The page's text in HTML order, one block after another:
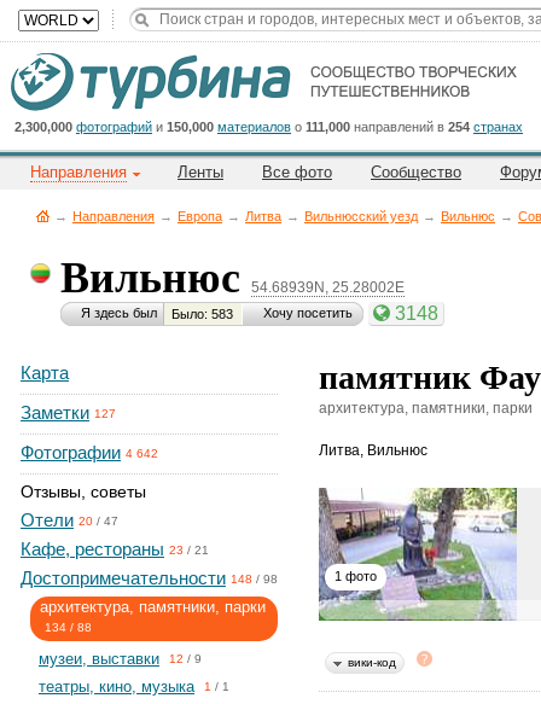
2,300,000 фотографий и 150,000 материалов о 111,000 направлений в 254 странах
Направления Ленты Все фото Сообщество
→ Направления → Европа → Литва → Вильнюсский уезд → Вильнюс →
Вильнюс 54.68939N, 25.28002E
Я здесь был Было: 583 Хочу посетить 3148
Карта
Заметки 127
Фотографии 4 642
Отзывы, советы
Отели 20 / 47
Кафе, рестораны 23 / 21
Достопримечательности 148 / 98
архитектура, памятники, парки
134 / 88
музеи, выставки 12 / 9
театры, кино, музыка 1 / 1
памятник
архитектура, памятники, парки
Литва, Вильнюс
1 фото
вики-код
Cейчас
на
сайте:
Title
Button